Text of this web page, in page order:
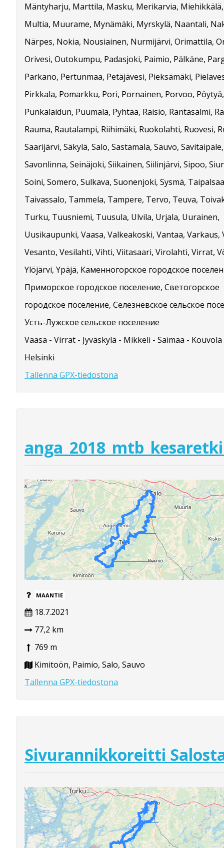
Mäntyharju, Marttila, Masku, Merikarvia,
Multia, Muurame, Mynämäki, Myrskylä, Naantali,
Närpes, Nokia, Nousiainen, Nurmijärvi, Orimattila,
Orivesi, Outokumpu, Padasjoki, Paimio, Pälkäne,
Parkano, Pertunmaa, Petäjävesi, Pieksämäki,
Pirkkala, Pomarkku, Pori, Pornainen, Porvoo,
Punkalaidun, Puumala, Pyhtää, Raisio, Rantasalmi,
Rauma, Rautalampi, Riihimäki, Ruokolahti, Ruovesi,
Saarijärvi, Säkylä, Salo, Sastamala, Sauvo, Savitaipale,
Savonlinna, Seinäjoki, Siikainen, Siilinjärvi, Sipoo,
Soini, Somero, Sulkava, Suonenjoki, Sysmä,
Taivassalo, Tammela, Tampere, Tervo, Teuva,
Turku, Tuusniemi, Tuusula, Ulvila, Urjala, Uurainen,
Uusikaupunki, Vaasa, Valkeakoski, Vantaa, Varkaus,
Vesanto, Vesilahti, Vihti, Viitasaari, Virolahti, Virrat,
Ylöjärvi, Ypäjä, Каменногорское городское
Приморское городское поселение, Светогорское
городское поселение, Селезнёвское сельское
Усть-Лужское сельское поселение
Vaasa - Virrat - Jyväskylä - Mikkeli - Saimaa - Kouvola
Helsinki
Tallenna GPX-tiedostona
MAANTIE
18.7.2021
77,2 km
769 m
Kimitoön, Paimio, Salo, Sauvo
Tallenna GPX-tiedostona
Sivurannikkoreitti